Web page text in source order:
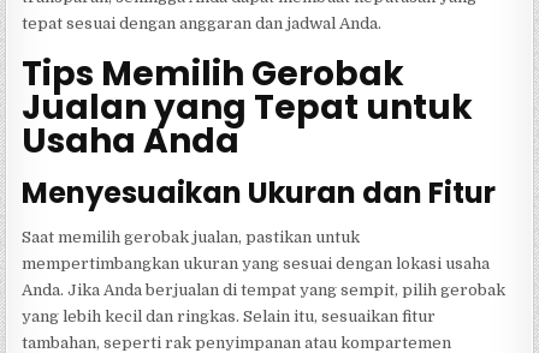
tepat sesuai dengan anggaran dan jadwal Anda.
Tips Memilih Gerobak
Jualan yang Tepat untuk
Usaha Anda
Menyesuaikan Ukuran dan Fitur
Saat memilih gerobak jualan, pastikan untuk
mempertimbangkan ukuran yang sesuai dengan lokasi usaha
Anda. Jika Anda berjualan di tempat yang sempit, pilih gerobak
yang lebih kecil dan ringkas. Selain itu, sesuaikan fitur
tambahan, seperti rak penyimpanan atau kompartemen